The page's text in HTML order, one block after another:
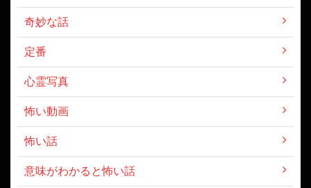
奇妙な話
定番
心霊写真
怖い動画
怖い話
意味がわかると怖い話